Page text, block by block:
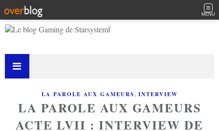
MENU
LA PAROLE AUX GAMEURS, INTERVIEW
LA PAROLE AUX GAMEURS
ACTE LVII : INTERVIEW DE